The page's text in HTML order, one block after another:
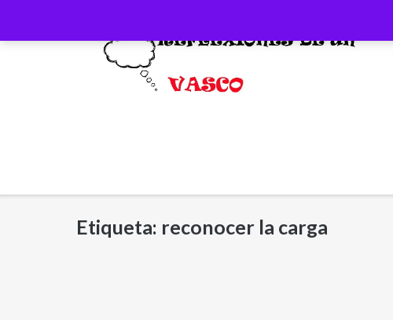
Etiqueta: reconocer la carga